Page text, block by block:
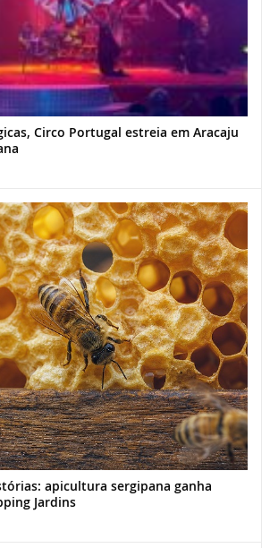
Circo Portugal estreia em Aracaju
apicultura sergipana ganha
Jardins